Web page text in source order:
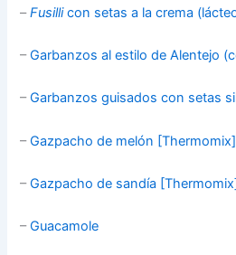
–Fusillicon setas a la crema
–Garbanzos al estilo de Alentejo
–Garbanzos guisados con setas
–Gazpacho de melón [Thermomix]
–Gazpacho de sandía
–Guacamole